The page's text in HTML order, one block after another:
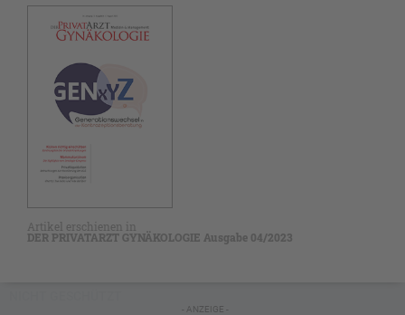
Artikel erschienen in
DER PRIVATARZT GYNÄKOLOGIE Ausgabe 04/2023
- ANZEIGE -